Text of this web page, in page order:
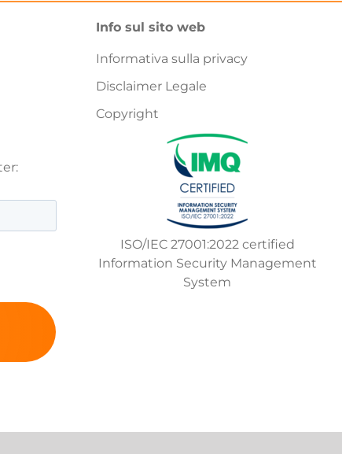
Info sul sito web
Informativa sulla privacy
Disclaimer Legale
Copyright
ISO/IEC 27001:2022 certified
Information Security Management
System